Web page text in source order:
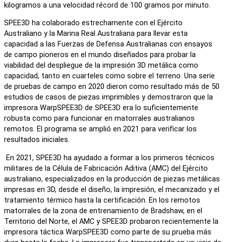
kilogramos a una velocidad récord de 100 gramos por minuto.
SPEE3D ha colaborado estrechamente con el Ejército
Australiano y la Marina Real Australiana para llevar esta
capacidad a las Fuerzas de Defensa Australianas con ensayos
de campo pioneros en el mundo diseñados para probar la
viabilidad del despliegue de la impresión 3D metálica como
capacidad, tanto en cuarteles como sobre el terreno. Una serie
de pruebas de campo en 2020 dieron como resultado más de 50
estudios de casos de piezas imprimibles y demostraron que la
impresora WarpSPEE3D de SPEE3D era lo suficientemente
robusta como para funcionar en matorrales australianos
remotos. El programa se amplió en 2021 para verificar los
resultados iniciales.
En 2021, SPEE3D ha ayudado a formar a los primeros técnicos
militares de la Célula de Fabricación Aditiva (AMC) del Ejército
australiano, especializados en la producción de piezas metálicas
impresas en 3D, desde el diseño, la impresión, el mecanizado y el
tratamiento térmico hasta la certificación. En los remotos
matorrales de la zona de entrenamiento de Bradshaw, en el
Territorio del Norte, el AMC y SPEE3D probaron recientemente la
impresora táctica WarpSPEE3D como parte de su prueba más